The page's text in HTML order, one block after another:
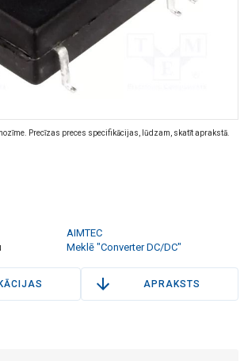
Precīzas preces specifikācijas, lūdzam, skatīt aprakstā.
AIMTEC
Meklē "Converter DC/DC"
APRAKSTS